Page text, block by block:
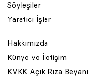
Söyleşiler
Yaratıcı İşler
Hakkımızda
Künye ve İletişim
KVKK Açık Rıza Beyanı